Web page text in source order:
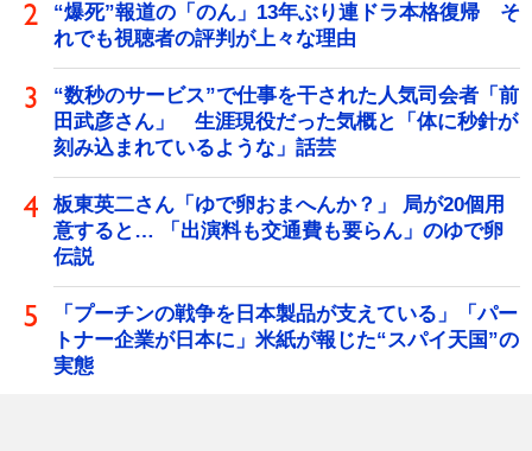
“爆死”報道の「のん」13年ぶり連ドラ本格復帰 そ
れでも視聴者の評判が上々な理由
“数秒のサービス”で仕事を干された人気司会者「前
田武彦さん」 生涯現役だった気概と「体に秒針が
刻み込まれているような」話芸
板東英二さん「ゆで卵おまへんか？」 局が20個用
意すると… 「出演料も交通費も要らん」のゆで卵
伝説
「プーチンの戦争を日本製品が支えている」「パー
トナー企業が日本に」米紙が報じた“スパイ天国”の
実態